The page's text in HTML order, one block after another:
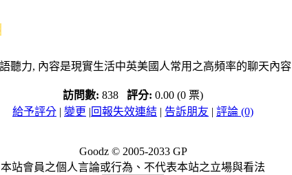
語聽力, 內容是現實生活中英美國人常用之高頻率的聊天內容
訪問數: 838 評分: 0.00 (0 票)
給予評分 | 變更 |回報失效連結 | 告訴朋友 | 評論 (0)
Goodz © 2005-2033 GP
本站會員之個人言論或行為、不代表本站之立場與看法